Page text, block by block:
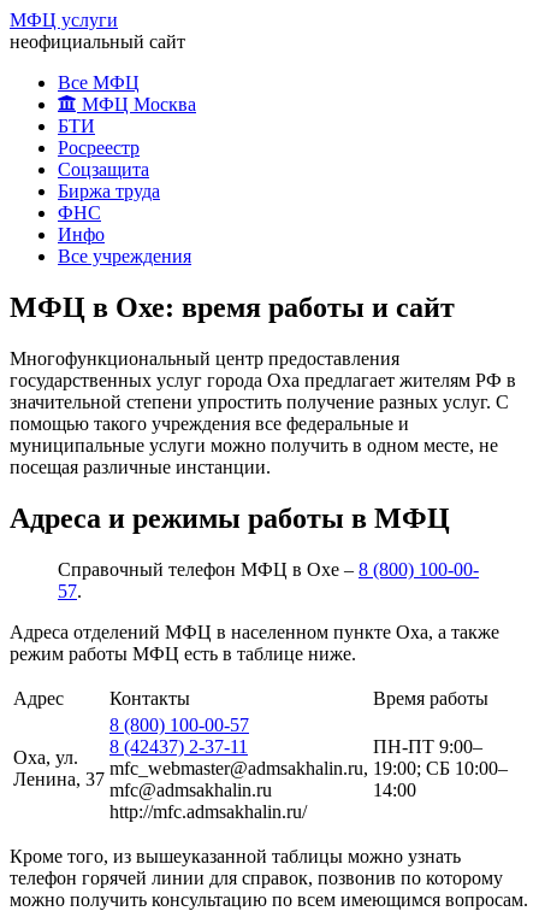
МФЦ услуги
неофициальный сайт
Все МФЦ
МФЦ Москва
БТИ
Росреестр
Соцзащита
Биржа труда
ФНС
Инфо
Все учреждения
МФЦ в Охе: время работы и сайт
Многофункциональный центр предоставления
государственных услуг города Оха предлагает жителям РФ в
значительной степени упростить получение разных услуг. С
помощью такого учреждения все федеральные и
муниципальные услуги можно получить в одном месте, не
посещая различные инстанции.
Адреса и режимы работы в МФЦ
Справочный телефон МФЦ в Охе – 8 (800) 100-00-
57.
Адреса отделений МФЦ в населенном пункте Оха, а также
режим работы МФЦ есть в таблице ниже.
Адрес Контакты Время работы
Оха, ул.
Ленина, 37
8 (800) 100-00-57
8 (42437) 2-37-11
mfc_webmaster@admsakhalin.ru,
mfc@admsakhalin.ru
http://mfc.admsakhalin.ru/
ПН-ПТ 9:00–
19:00; СБ 10:00–
14:00
Кроме того, из вышеуказанной таблицы можно узнать
телефон горячей линии для справок, позвонив по которому
можно получить консультацию по всем имеющимся вопросам.